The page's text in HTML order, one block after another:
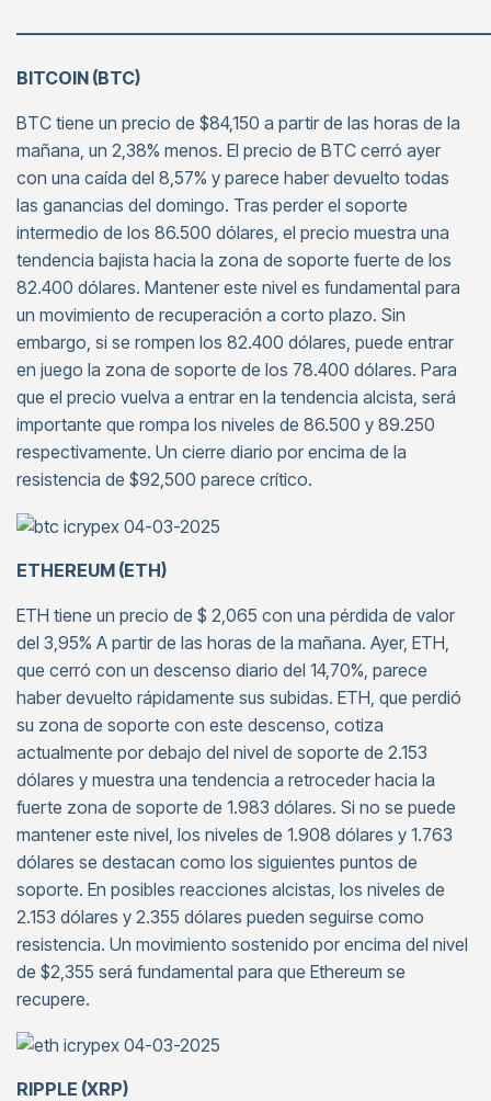
BITCOIN (BTC)
BTC tiene un precio de $84,150 a partir de las horas de la
mañana, un 2,38% menos. El precio de BTC cerró ayer
con una caída del 8,57% y parece haber devuelto todas
las ganancias del domingo. Tras perder el soporte
intermedio de los 86.500 dólares, el precio muestra una
tendencia bajista hacia la zona de soporte fuerte de los
82.400 dólares. Mantener este nivel es fundamental para
un movimiento de recuperación a corto plazo. Sin
embargo, si se rompen los 82.400 dólares, puede entrar
en juego la zona de soporte de los 78.400 dólares. Para
que el precio vuelva a entrar en la tendencia alcista, será
importante que rompa los niveles de 86.500 y 89.250
respectivamente. Un cierre diario por encima de la
resistencia de $92,500 parece crítico.
ETHEREUM (ETH)
ETH tiene un precio de $ 2,065 con una pérdida de valor
del 3,95% A partir de las horas de la mañana. Ayer, ETH,
que cerró con un descenso diario del 14,70%, parece
haber devuelto rápidamente sus subidas. ETH, que perdió
su zona de soporte con este descenso, cotiza
actualmente por debajo del nivel de soporte de 2.153
dólares y muestra una tendencia a retroceder hacia la
fuerte zona de soporte de 1.983 dólares. Si no se puede
mantener este nivel, los niveles de 1.908 dólares y 1.763
dólares se destacan como los siguientes puntos de
soporte. En posibles reacciones alcistas, los niveles de
2.153 dólares y 2.355 dólares pueden seguirse como
resistencia. Un movimiento sostenido por encima del nivel
de $2,355 será fundamental para que Ethereum se
recupere.
RIPPLE (XRP)